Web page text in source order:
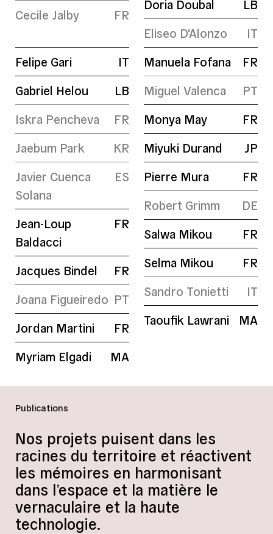
Cecile Jalby
FR
Doria Doubal
LB
Eliseo D'Alonzo
IT
Felipe Gari
IT
Gabriel Helou
LB
Iskra Pencheva
FR
Jaebum Park
KR
Javier Cuenca
Solana
ES
Jean-Loup
Baldacci
FR
Jacques Bindel
FR
Joana Figueiredo PT
Jordan Martini
FR
Myriam Elgadi
MA
Manuela Fofana
FR
Miguel Valenca
PT
Monya May
FR
Miyuki Durand
JP
Pierre Mura
FR
Robert Grimm
DE
Salwa Mikou
FR
Selma Mikou
FR
Sandro Tonietti
IT
Taoufik Lawrani
MA
Publications
Nos projets puisent dans les
racines du territoire et réactivent
les mémoires en harmonisant
dans l’espace et la matière le
vernaculaire et la haute
technologie.